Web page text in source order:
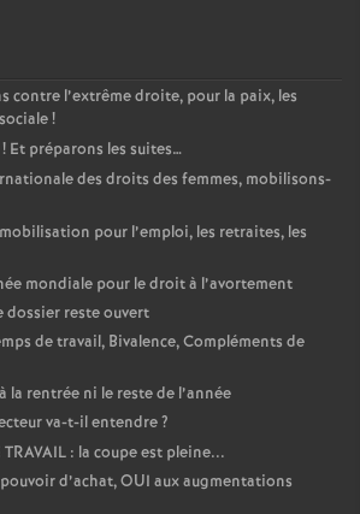
n
s
T
o
u
r
s
contre l’extrême droite, pour la paix, les
!
! Et préparons les suites…
des droits des femmes, mobilisons-
pour l’emploi, les retraites, les
mondiale pour le droit à l’avortement
dossier reste ouvert
de travail, Bivalence, Compléments de
la rentrée ni le reste de l’année
va-t-il entendre?
: la coupe est pleine...
d’achat, OUI aux augmentations